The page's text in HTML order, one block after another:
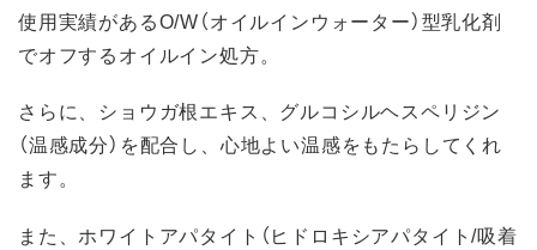
使用実績があるO/W（オイルインウォーター）型乳化剤
でオフするオイルイン処方。
さらに、ショウガ根エキス、グルコシルヘスペリジン
（温感成分）を配合し、心地よい温感をもたらしてくれ
ます。
また、ホワイトアパタイト（ヒドロキシアパタイト/吸着